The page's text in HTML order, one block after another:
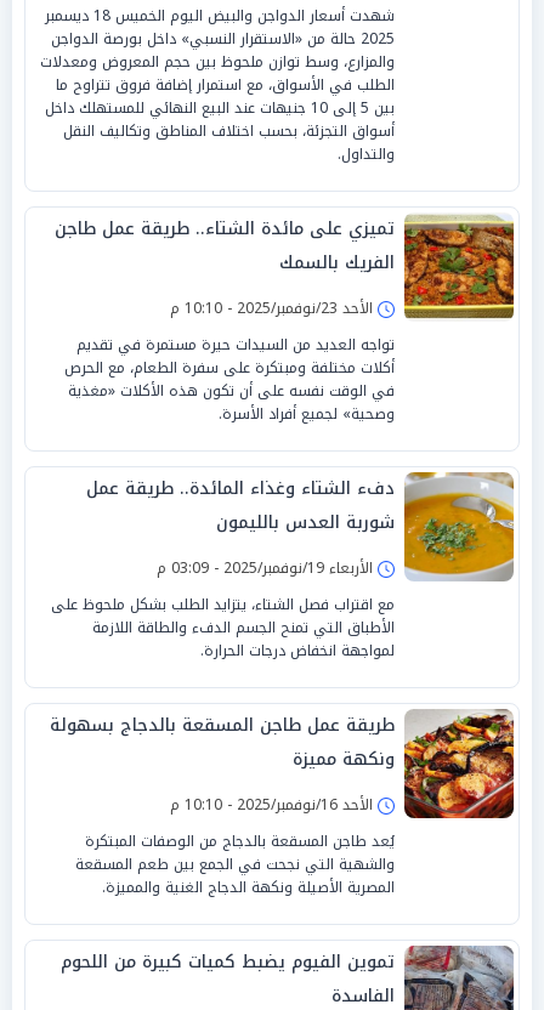
شهدت أسعار الدواجن والبيض اليوم الخميس 18 ديسمبر
2025 حالة من «الاستقرار النسبي» داخل بورصة الدواجن
والمزارع، وسط توازن ملحوظ بين حجم المعروض ومعدلات
الطلب في الأسواق، مع استمرار إضافة فروق تتراوح ما
بين 5 إلى 10 جنيهات عند البيع النهائي للمستهلك داخل
أسواق التجزئة، بحسب اختلاف المناطق وتكاليف النقل
والتداول.
تميزي على مائدة الشتاء.. طريقة عمل طاجن
الفريك بالسمك
الأحد 23/نوفمبر/2025 - 10:10 م
تواجه العديد من السيدات حيرة مستمرة في تقديم
أكلات مختلفة ومبتكرة على سفرة الطعام، مع الحرص
في الوقت نفسه على أن تكون هذه الأكلات «مغذية
وصحية» لجميع أفراد الأسرة.
دفء الشتاء وغذاء المائدة.. طريقة عمل
شوربة العدس بالليمون
الأربعاء 19/نوفمبر/2025 - 03:09 م
مع اقتراب فصل الشتاء، يتزايد الطلب بشكل ملحوظ على
الأطباق التي تمنح الجسم الدفء والطاقة اللازمة
لمواجهة انخفاض درجات الحرارة.
طريقة عمل طاجن المسقعة بالدجاج بسهولة
ونكهة مميزة
الأحد 16/نوفمبر/2025 - 10:10 م
يُعد طاجن المسقعة بالدجاج من الوصفات المبتكرة
والشهية التي نجحت في الجمع بين طعم المسقعة
المصرية الأصيلة ونكهة الدجاج الغنية والمميزة.
تموين الفيوم يضبط كميات كبيرة من اللحوم
الفاسدة